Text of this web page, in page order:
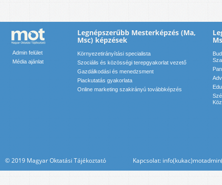
Admin felület
Média ajánlat
Legnépszerűbb Mesterképzés (Ma,
Msc) képzések
Környezetirányítási specialista
Szociális és közösségi terepgyakorlat vezető
Gazdálkodási és menedzsment
Piackutatás gyakorlata
Online marketing szakirányú továbbképzés
© 2019 Magyar Oktatási Tájékoztató Kapcsolat: